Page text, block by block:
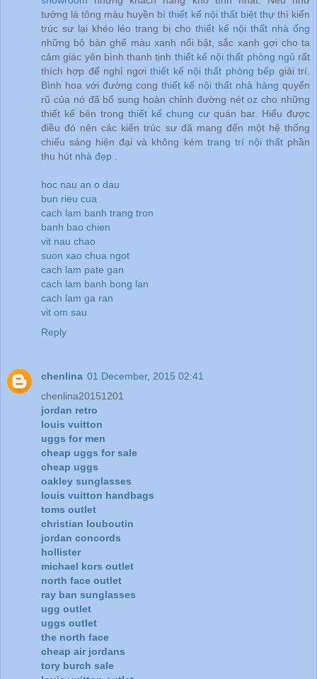
tường là tông màu huyền bíthiết kế nội thất biệt thựthì kiến
trúc sư lại khéo léo trang bị cho thiết kế nội thất nhà ống
những bộ bàn ghế màu xanh nổi bật, sắc xanh gợi cho ta
cảm giác yên bình thanh tịnh thiết kế nội thất phòng ngủ rất
thích hợp để nghỉ ngơithiết kế nội thất phòng bếp giải trí.
Bình hoa với đường cong thiết kế nội thất nhà hàng quyến
rũ của nó đã bổ sung hoàn chỉnh đường nétoz cho những
thiết kế bên trong thiết kế chung cư quán bar. Hiểu được
điều đó nên các kiến trúc sư đã mang đến một hệ thống
chiếu sáng hiện đại và không kém trang trí nội thấtphần
thu hút nhà đẹp
hoc nau an o dau
bun rieu cua
cach lam banh trang tron
banh bao chien
vit nau chao
suon xao chua ngot
cach lam pate gan
cach lam banh bong lan
cach lam ga ran
vit om sau
Reply
chenlina 01 December, 2015 02:41
chenlina20151201
jordan retro
louis vuitton
uggs for men
cheap uggs for sale
cheap uggs
oakley sunglasses
louis vuitton handbags
toms outlet
christian louboutin
jordan concords
hollister
michael kors outlet
north face outlet
ray ban sunglasses
ugg outlet
uggs outlet
the north face
cheap air jordans
tory burch sale